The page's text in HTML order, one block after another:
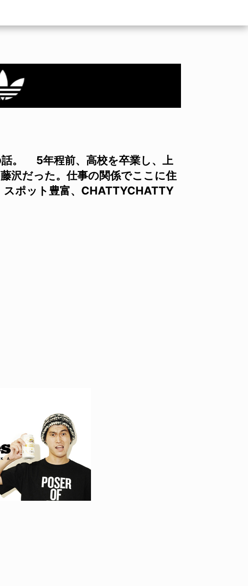
。 5年程前、高校を卒業し、上
沢だった。仕事の関係でここに住
ポット豊富、CHATTYCHATTY